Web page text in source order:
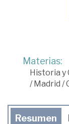
Materias:
Historia y
/Madrid /
Resumen